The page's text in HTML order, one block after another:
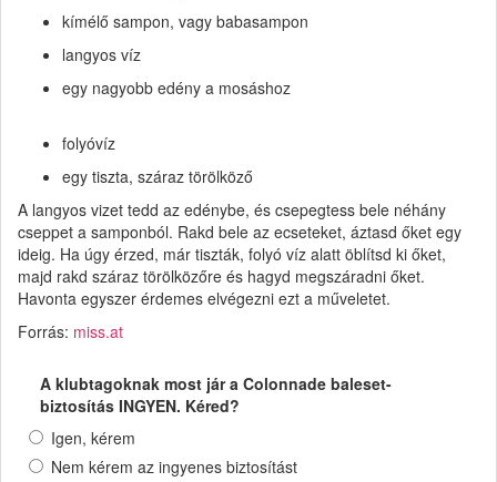
kímélő sampon, vagy babasampon
langyos víz
egy nagyobb edény a mosáshoz
folyóvíz
egy tiszta, száraz törölköző
A langyos vizet tedd az edénybe, és csepegtess bele néhány
cseppet a samponból. Rakd bele az ecseteket, áztasd őket egy
ideig. Ha úgy érzed, már tiszták, folyó víz alatt öblítsd ki őket,
majd rakd száraz törölközőre és hagyd megszáradni őket.
Havonta egyszer érdemes elvégezni ezt a műveletet.
Forrás: miss.at
A klubtagoknak most jár a Colonnade baleset-
biztosítás INGYEN. Kéred?
Igen, kérem
Nem kérem az ingyenes biztosítást